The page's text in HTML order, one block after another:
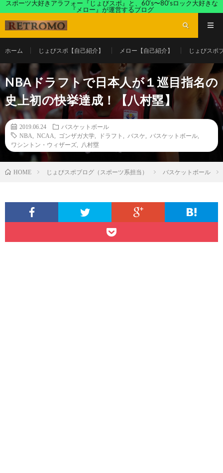
スポーツ大好きアラフォー『じょびスポ』と、60’s〜80’sロック大好きな
『メロー』が運営するブログ
ホーム じょびスポ【自己紹介】 メロー【自己紹介】 じょびスポ
NBAドラフトで日本人が１巡目指名の
史上初の快挙達成！【八村塁】
2019.06.24
バスケットボール
NBA
NCAA ゴンザガ大学 ドラフト バスケ バスケットボール
ワシントン・ウィザーズ
八村塁
HOME じょびスポブログ（スポーツ系担当） バスケットボール